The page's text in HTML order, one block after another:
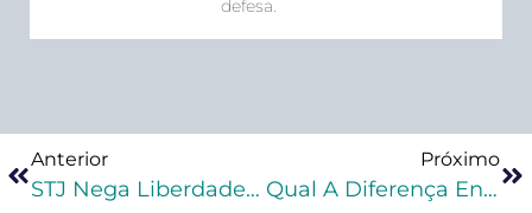
defesa.
Anterior
STJ Nega Liberdade A Policiais Envolvidos Em Operação Que Terminou Com Morte De Um Suspeito
Próximo
Qual A Diferença Entre Saída Temporária Especial E Indulto Natalino?